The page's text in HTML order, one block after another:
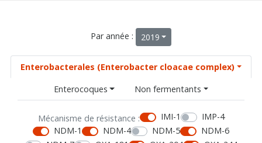
Par année : 2019
Enterobacterales (Enterobacter cloacae complex)
Enterocoques
Non fermentants
Mécanisme de résistance : IMI-1
IMP-4
NDM-1
NDM-4 NDM-5
NDM-6